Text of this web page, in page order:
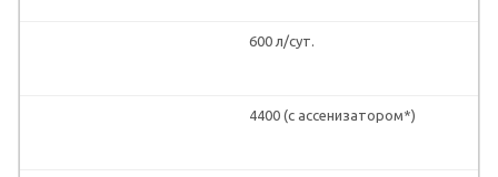
600 л/сут.
4400 (с ассенизатором*)